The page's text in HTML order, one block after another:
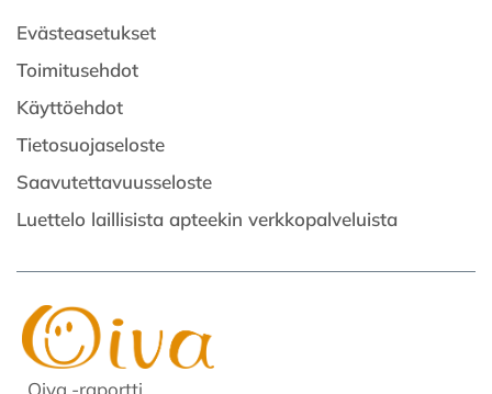
Evästeasetukset
Toimitusehdot
Käyttöehdot
Tietosuojaseloste
Saavutettavuusseloste
Luettelo laillisista apteekin verkkopalveluista
Oiva -raportti